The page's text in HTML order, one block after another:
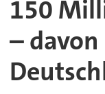
150
–